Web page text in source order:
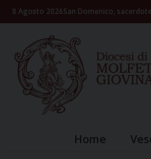
Skip8 Agosto 2026San Domenico, sacerdote
Home